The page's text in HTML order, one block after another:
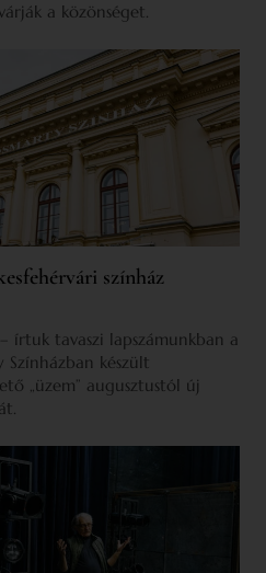
a közönséget.
színház
írtuk tavaszi lapszámunkban a
Színházban készült
„üzem” augusztustól új